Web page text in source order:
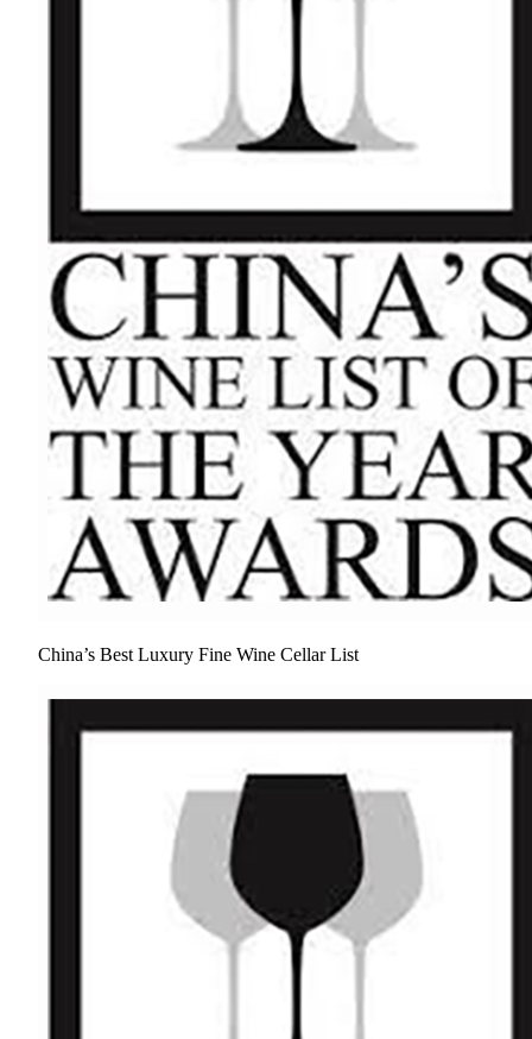
China’s Best Luxury Fine Wine Cellar List